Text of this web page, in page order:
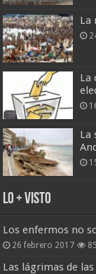
La
La
La
Lo + Visto
Los enfermos no
26 febrero 2017
Las lágrimas de